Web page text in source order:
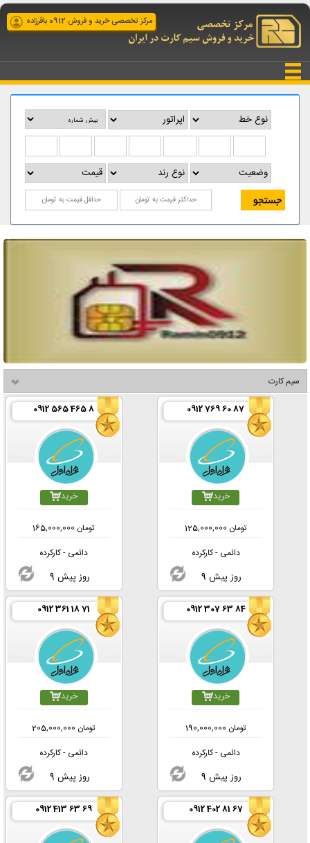
مرکز تخصصی خرید و فروش 0912 باقرزاده
سیم کارت
0912 769 60 87
خرید
125,000,000 تومان
دائمی - کارکرده
9 روز پیش
0912 565 465 8
خرید
165,000,000 تومان
دائمی - کارکرده
9 روز پیش
0912 307 63 84
خرید
190,000,000 تومان
دائمی - کارکرده
9 روز پیش
0912 361 18 71
خرید
205,000,000 تومان
دائمی - کارکرده
9 روز پیش
0912 402 81 67
0912 413 63 69